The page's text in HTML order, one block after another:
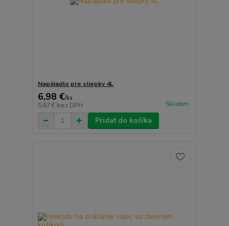
Napájadlo pre sliepky 4L
6,98 €/ks
5,67 € bez DPH Skladom
Pridať do košíka